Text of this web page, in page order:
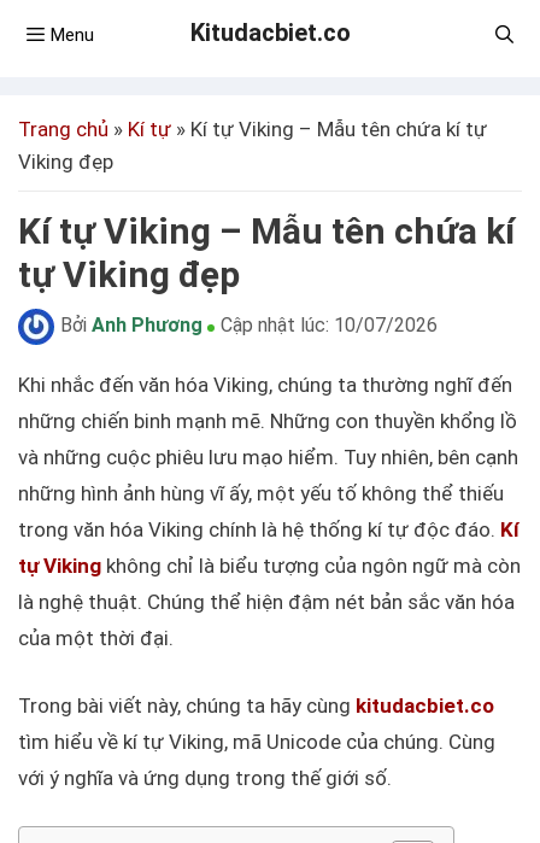
Kitudacbiet.co
Menu
Trang chủ » Kí tự » Kí tự Viking – Mẫu tên chứa kí tự
Viking đẹp
Kí tự Viking – Mẫu tên chứa kí
tự Viking đẹp
Bởi Anh Phương Cập nhật lúc: 10/07/2026
Khi nhắc đến văn hóa Viking, chúng ta thường nghĩ đến
những chiến binh mạnh mẽ. Những con thuyền khổng lồ
và những cuộc phiêu lưu mạo hiểm. Tuy nhiên, bên cạnh
những hình ảnh hùng vĩ ấy, một yếu tố không thể thiếu
trong văn hóa Viking chính là hệ thống kí tự độc đáo. Kí
tự Viking không chỉ là biểu tượng của ngôn ngữ mà còn
là nghệ thuật. Chúng thể hiện đậm nét bản sắc văn hóa
của một thời đại.
Trong bài viết này, chúng ta hãy cùng kitudacbiet.co
tìm hiểu về kí tự Viking, mã Unicode của chúng. Cùng
với ý nghĩa và ứng dụng trong thế giới số.